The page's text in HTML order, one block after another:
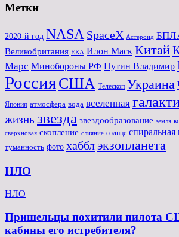
Метки
2020-й год NASA SpaceX Астероид
Великобритания ЕКА Илон Маск Китай
Марс Минoбороны РФ Путин Владимир
РоссияСША Телескоп Украина
Япония атмосфера вода вселенная
жизнь звезда звездообразование земля
сверхновая скопление слияние солнце спиральная
туманность фото хаббл экзопланета
НЛО
НЛО
Пришельцы похитили пилота
кабины его истребителя?